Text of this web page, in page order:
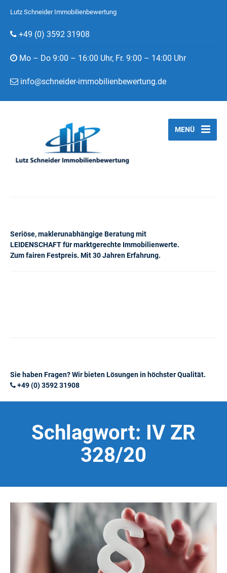
Lutz Schneider Immobilienbewertung
+49 (0) 3592 31908
Mo – Do 9:00 – 16:00 Uhr, Fr. 9:00 – 14:00 Uhr
info@schneider-immobilienbewertung.de
Seriöse, maklerunabhängige Beratung mit
LEIDENSCHAFT für marktgerechte Immobilienwerte.
Zum fairen Festpreis. Mit 30 Jahren Erfahrung.
MENÜ
Sie haben Fragen? Wir bieten Lösungen in höchster Qualität.
+49 (0) 3592 31908
Schlagwort: IV ZR
328/20